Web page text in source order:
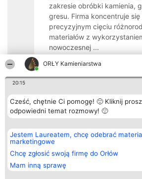
ORŁY Kamieniarstwa
20:15
Cześć, chętnie Ci pomogę! 🙂 Kliknij
odpowiedni temat rozmowy! 🙂
Jestem Laureatem, chcę odebrać
marketingowe
Chcę zgłosić swoją firmę do Orłów
Mam inną sprawę
zakresie obróbki kamienia,
gresu. Firma koncentruje się
precyzyjnym cięciu
materiałów z
nowoczesnej ...
8.6
Organizator plebiscytu
Bright Side Solutions sp. z o.
o. sp. k.
Wrocław 50-079
KRS 0000749100 | Regon
381313360 | NIP 8943132676
+48 508 492 400
Plebiscyt
Laureaci
Lista
Laureatów
Zasady
Polityka